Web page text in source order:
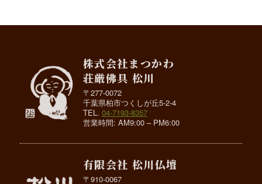
株式会社まつかわ
荘厳佛具 松川
〒277-0072
千葉県柏市つくしが丘5-2-4
TEL. 04-7193-8357
営業時間: AM9:00 – PM6:00
有限会社 松川仏壇
〒910-0067